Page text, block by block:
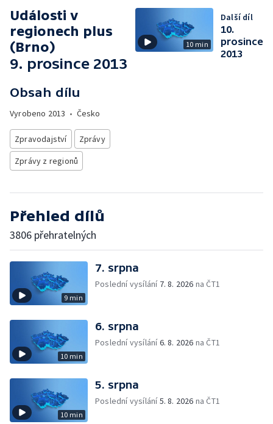
Události v
regionech plus
(Brno)
9. prosince 2013
Obsah dílu
Vyrobeno 2013 • Česko
Zpravodajství
Zprávy
Zprávy z regionů
10 min
Další díl
10.
prosince
2013
Přehled dílů
3806 přehratelných
9 min
7. srpna
Poslední vysílání 7. 8. 2026 na ČT1
10 min
6. srpna
Poslední vysílání6. 8. 2026 na ČT1
10 min
5. srpna
Poslední vysílání5. 8. 2026 na ČT1